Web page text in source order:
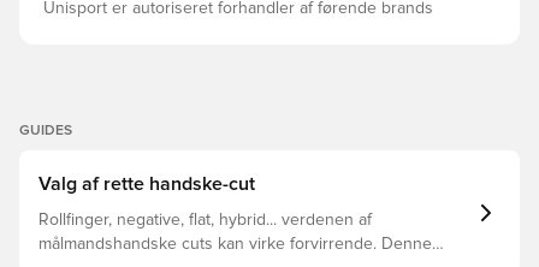
Unisport er autoriseret forhandler af førende brands
GUIDES
Valg af rette handske-cut
Rollfinger, negative, flat, hybrid... verdenen af
målmandshandske cuts kan virke forvirrende. Denne